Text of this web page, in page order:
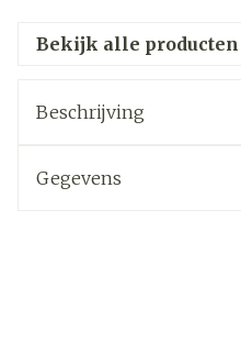
Bekijk alle
Beschrijving
Gegevens